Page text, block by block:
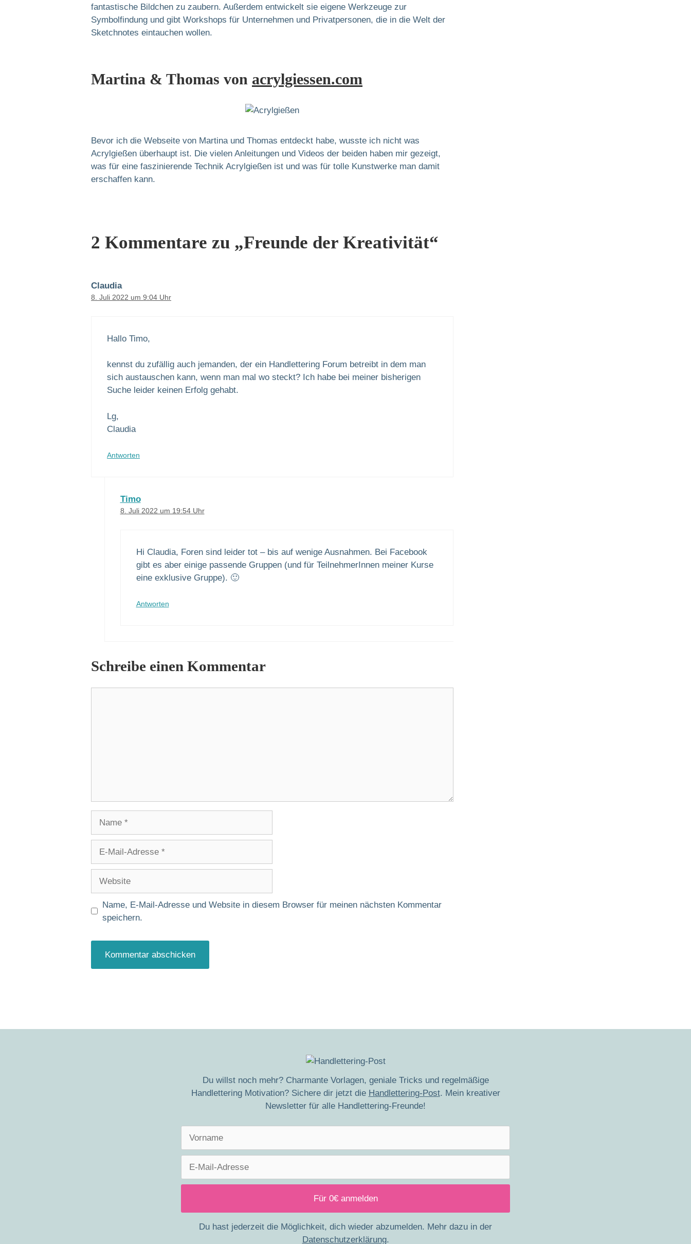
fantastische Bildchen zu zaubern. Außerdem entwickelt sie eigene Werkzeuge zur
Symbolfindung und gibt Workshops für Unternehmen und Privatpersonen, die in die Welt der
Sketchnotes eintauchen wollen.
Martina & Thomas von acrylgiessen.com
Bevor ich die Webseite von Martina und Thomas entdeckt habe, wusste ich nicht was
Acrylgießen überhaupt ist. Die vielen Anleitungen und Videos der beiden haben mir gezeigt,
was für eine faszinierende Technik Acrylgießen ist und was für tolle Kunstwerke man damit
erschaffen kann.
2 Kommentare zu „Freunde der Kreativität“
Claudia
8. Juli 2022 um 9:04 Uhr
Hallo Timo,
kennst du zufällig auch jemanden, der ein Handlettering Forum betreibt in dem man
sich austauschen kann, wenn man mal wo steckt? Ich habe bei meiner bisherigen
Suche leider keinen Erfolg gehabt.
Lg,
Claudia
Antworten
Timo
8. Juli 2022 um 19:54 Uhr
Hi Claudia, Foren sind leider tot – bis auf wenige Ausnahmen. Bei Facebook
gibt es aber einige passende Gruppen (und für TeilnehmerInnen meiner Kurse
eine exklusive Gruppe). 🙂
Antworten
Schreibe einen Kommentar
Adresse
Name, E-Mail-Adresse und Website in diesem Browser für meinen nächsten Kommentar
speichern.
Du willst noch mehr? Charmante Vorlagen, geniale Tricks und regelmäßige
Handlettering Motivation? Sichere dir jetzt die Handlettering-Post. Mein kreativer
Newsletter für alle Handlettering-Freunde!
Du hast jederzeit die Möglichkeit, dich wieder abzumelden. Mehr dazu in der
Datenschutzerklärung.